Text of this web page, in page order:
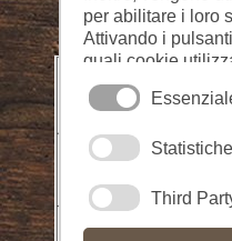
per abilitare i loro
Attivando i
quali cookie
Cliccando su
selezione" o
Il tuo consenso
Statistiche
Third